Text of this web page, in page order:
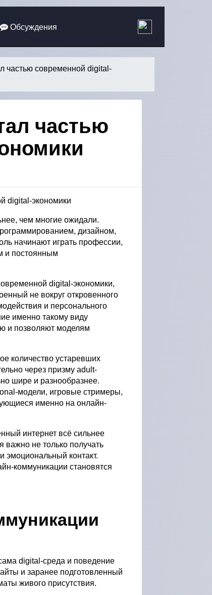
Обсуждения
частью современной digital-
частью
чем многие ожидали.
дизайном,
начинают играть профессии,
и постоянным
digital-экономики,
не вокруг откровенного
и персонального
именно такому виду
и позволяют моделям
количество устаревших
через призму adult-
шире и разнообразнее.
модели, игровые стримеры,
именно на онлайн-
интернет всё сильнее
важно не только получать
эмоциональный контакт.
коммуникации становятся
digital-среда и поведение
и заранее подготовленный
живого присутствия.